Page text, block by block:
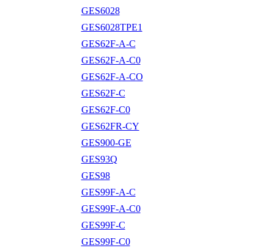
GES6028
GES6028TPE1
GES62F-A-C
GES62F-A-C0
GES62F-A-CO
GES62F-C
GES62F-C0
GES62FR-CY
GES900-GE
GES93Q
GES98
GES99F-A-C
GES99F-A-C0
GES99F-C
GES99F-C0